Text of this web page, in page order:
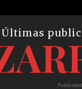
Últimas
Publicidad